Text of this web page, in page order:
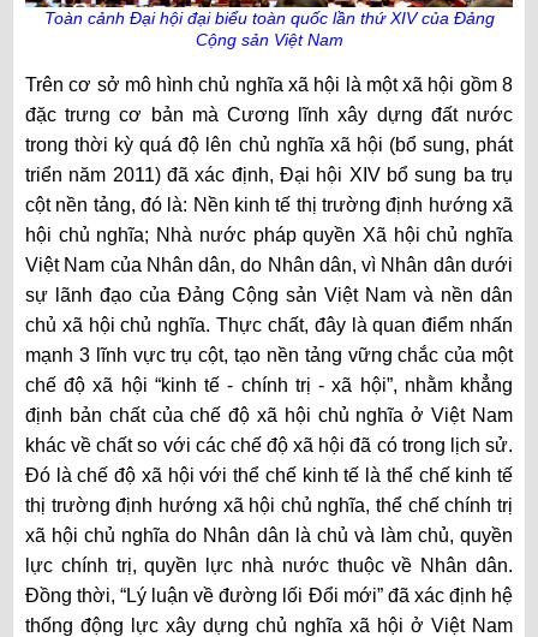
Toàn cảnh Đại hội đại biểu toàn quốc lần thứ XIV của Đảng
Cộng sản Việt Nam
Trên cơ sở mô hình chủ nghĩa xã hội là một xã hội gồm 8
đặc trưng cơ bản mà Cương lĩnh xây dựng đất nước
trong thời kỳ quá độ lên chủ nghĩa xã hội (bổ sung, phát
triển năm 2011) đã xác định, Đại hội XIV bổ sung ba trụ
cột nền tảng, đó là: Nền kinh tế thị trường định hướng xã
hội chủ nghĩa; Nhà nước pháp quyền Xã hội chủ nghĩa
Việt Nam của Nhân dân, do Nhân dân, vì Nhân dân dưới
sự lãnh đạo của Đảng Cộng sản Việt Nam và nền dân
chủ xã hội chủ nghĩa. Thực chất, đây là quan điểm nhấn
mạnh 3 lĩnh vực trụ cột, tạo nền tảng vững chắc của một
chế độ xã hội “kinh tế - chính trị - xã hội”, nhằm khẳng
định bản chất của chế độ xã hội chủ nghĩa ở Việt Nam
khác về chất so với các chế độ xã hội đã có trong lịch sử.
Đó là chế độ xã hội với thể chế kinh tế là thể chế kinh tế
thị trường định hướng xã hội chủ nghĩa, thể chế chính trị
xã hội chủ nghĩa do Nhân dân là chủ và làm chủ, quyền
lực chính trị, quyền lực nhà nước thuộc về Nhân dân.
Đồng thời, “Lý luận về đường lối Đổi mới” đã xác định hệ
thống động lực xây dựng chủ nghĩa xã hội ở Việt Nam